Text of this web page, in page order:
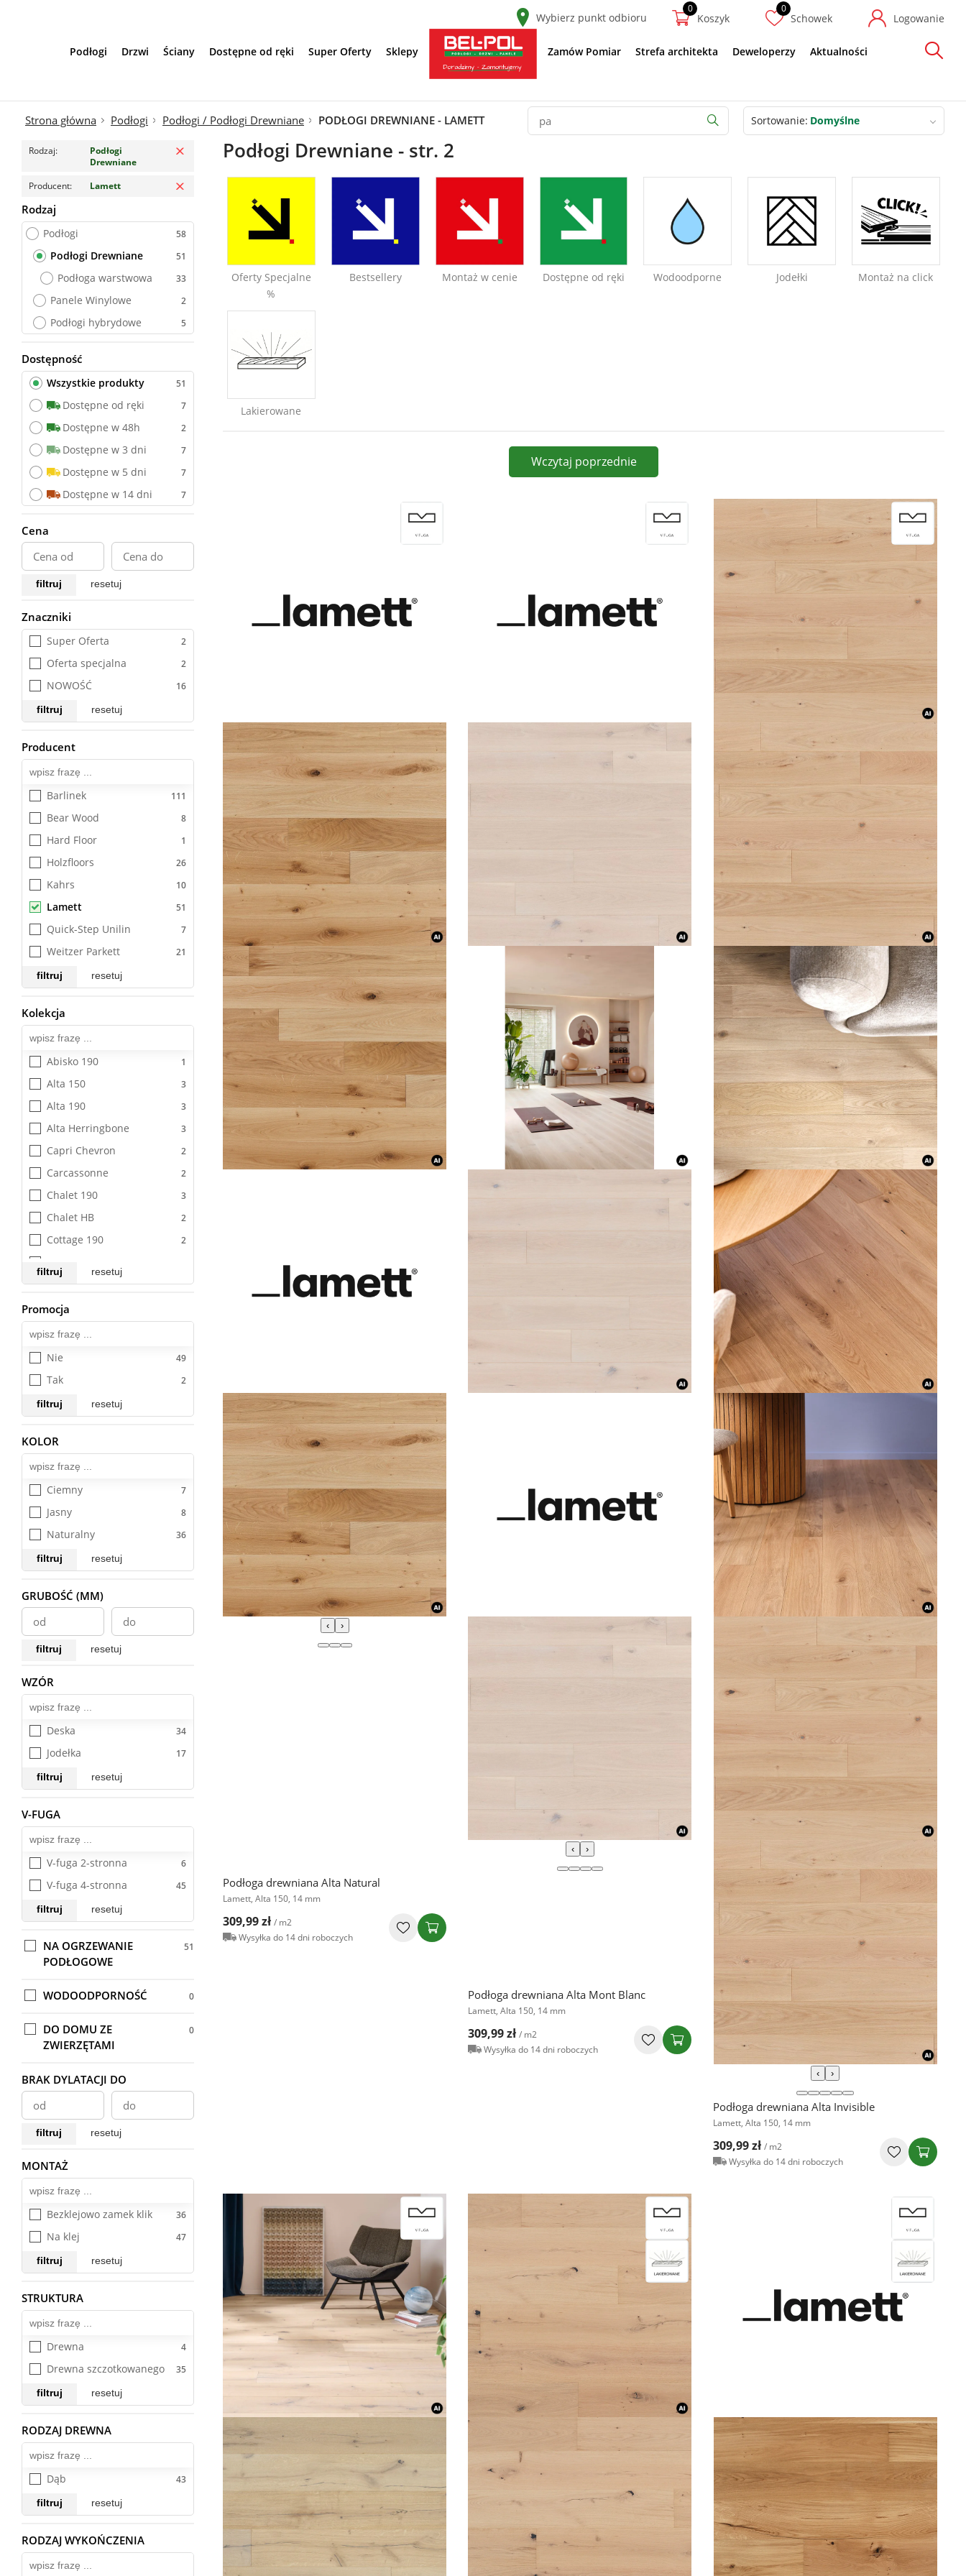
Wybierz punkt odbioru Koszyk Schowek Logowanie
Podłogi Drzwi Ściany Dostępne od ręki Super Oferty Sklepy Zamów Pomiar Strefa architekta Deweloperzy Aktualności
Szukaj
Strona główna Podłogi Podłogi / Podłogi Drewniane PODŁOGI DREWNIANE - LAMETT
Rodzaj
Podłogi
Drewniane
Usuń filtr
Producent Lamett Usuń filtr
Sortowanie Domyślne
Rodzaj
Podłogi
Podłogi Drewniane
Podłoga warstwowa
Panele Winylowe
Podłogi hybrydowe
Dostępność
Wszystkie produkty
Dostępne od ręki
Dostępne w 48h
Dostępne w 3 dni
Dostępne w 5 dni
Dostępne w 14 dni
Cena
filtruj resetuj
Znaczniki
Super Oferta
Oferta specjalna
NOWOŚĆ
filtruj resetuj
Producent
Barlinek
Bear Wood
Hard Floor
Holzfloors
Kahrs
Lamett
Quick-Step Unilin
Weitzer Parkett
filtruj resetuj
Kolekcja
Abisko 190
Alta 150
Alta 190
Alta Herringbone
Capri Chevron
Carcassonne
Chalet 190
Chalet HB
Cottage 190
Cottage 300
Cottage Herringbone
Farm
Ferme 190
Lodge 190
Portofino 190
Portofino Chevron
Portofino HB
Riga 190
filtruj resetuj
Promocja
Nie
Tak
filtruj resetuj
KOLOR
Ciemny
Jasny
Naturalny
filtruj resetuj
GRUBOŚĆ (MM)
filtruj resetuj
WZÓR
Deska
Jodełka
filtruj resetuj
V-FUGA
V-fuga 2-stronna
V-fuga 4-stronna
filtruj resetuj
NA OGRZEWANIE
PODŁOGOWE
WODOODPORNOŚĆ
DO DOMU ZE
ZWIERZĘTAMI
BRAK DYLATACJI DO
filtruj resetuj
MONTAŻ
Bezklejowo zamek klik
Na klej
filtruj resetuj
STRUKTURA
Drewna
Drewna szczotkowanego
filtruj resetuj
RODZAJ DREWNA
Dąb
filtruj resetuj
RODZAJ WYKOŃCZENIA
Podłogi Drewniane - str. 2
Oferty Specjalne
%
Bestsellery Montaż w cenie Dostępne od ręki Wodoodporne Jodełki Montaż na click
Lakierowane
Wczytaj poprzednie
‹ ›
Podłoga drewniana Alta Natural
Lamett, Alta 150, 14 mm
309,99 zł / m2
Wysyłka do 14 dni roboczych
‹ ›
Podłoga drewniana Alta Mont Blanc
Lamett, Alta 150, 14 mm
309,99 zł / m2
Wysyłka do 14 dni roboczych
‹ ›
Podłoga drewniana Alta Invisible
Lamett, Alta 150, 14 mm
309,99 zł / m2
Wysyłka do 14 dni roboczych